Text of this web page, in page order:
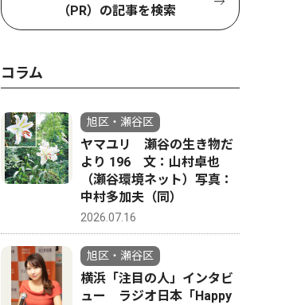
（PR）の記事を検索
コラム
旭区・瀬谷区
ヤマユリ 瀬谷の生き物だ
より 196 文：山村卓也
（瀬谷環境ネット）写真：
中村多加夫（同）
2026.07.16
旭区・瀬谷区
横浜「注目の人」インタビ
ュー ラジオ日本「Happy